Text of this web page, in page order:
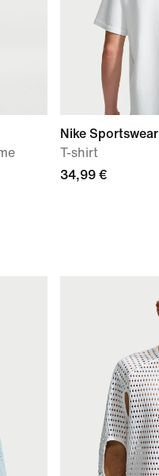
Nike Sportswear
T-shirt
34,99 €